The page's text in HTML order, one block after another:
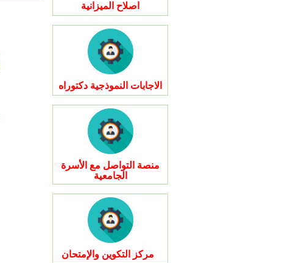
اصلاح الميزانية
الاجابات النموذجية دكتوراه
منصة التواصل مع الأسرة
الجامعية
مركز التكوين والإمتحان